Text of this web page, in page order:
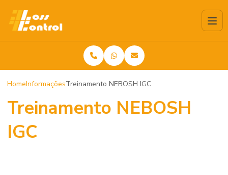
HomeInformaçõesTreinamento NEBOSH IGC
Treinamento NEBOSH
IGC